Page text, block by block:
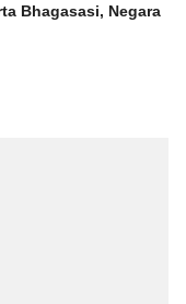
Bhagasasi, Negara